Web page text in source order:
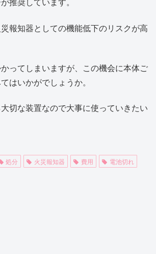
報知器としての機能低下のリスクが高
ってしまいますが、この機会に本体ご
はいかがでしょうか。
切な装置なので大事に使っていきたい
処分 火災報知器 費用 電池切れ